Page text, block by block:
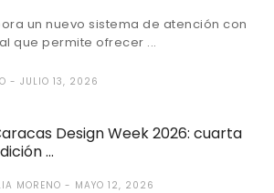
un nuevo sistema de atención con
que permite ofrecer ...
JULIO 13, 2026
Design Week 2026: cuarta
...
MORENO MAYO 12, 2026